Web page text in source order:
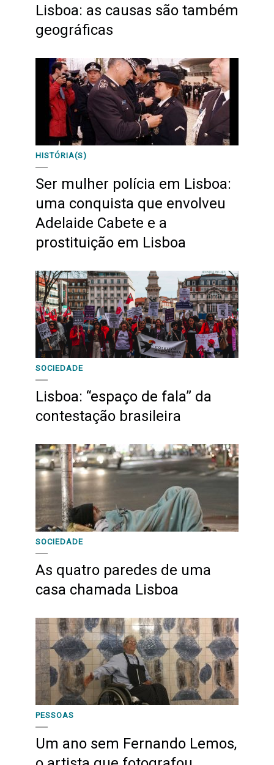
Lisboa: as causas são também
geográficas
HISTÓRIA(S)
Ser mulher polícia em Lisboa:
uma conquista que envolveu
Adelaide Cabete e a
prostituição em Lisboa
SOCIEDADE
Lisboa: “espaço de fala” da
contestação brasileira
SOCIEDADE
As quatro paredes de uma
casa chamada Lisboa
PESSOAS
Um ano sem Fernando Lemos,